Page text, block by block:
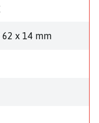
62 x 14 mm